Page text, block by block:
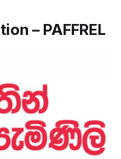
– PAFFREL